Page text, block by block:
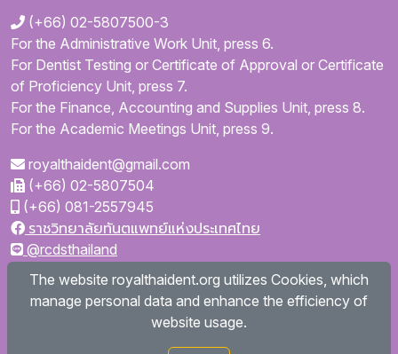
(+66) 02-5807500-3
For the Administrative Work Unit, press 6.
For Dentist Testing or Certificate of Approval or Certificate
of Proficiency Unit, press 7.
For the Finance, Accounting and Supplies Unit, press 8.
For the Academic Meetings Unit, press 9.
royalthaident@gmail.com
(+66) 02-5807504
(+66) 081-2557945
ราชวิทยาลัยทันตแพทย์แห่งประเทศไทย
@rcdsthailand
royalthaident
Royal College of Dental Surgeons of Thailand
The website royalthaident.org utilizes Cookies, which
manage personal data and enhance the efficiency of
website usage.